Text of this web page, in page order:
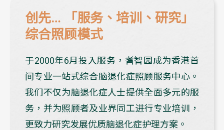
创先… 「服务、培训、研究」
综合照顾模式
于2000年6月投入服务，耆智园成为香港首
间专业一站式综合脑退化症照顾服务中心。
我们不仅为脑退化症人士提供全面多元的服
务，并为照顾者及业界同工进行专业培训，
更致力研究发展优质脑退化症护理方案。